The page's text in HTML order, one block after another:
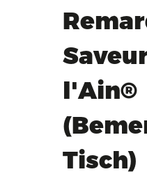
l'Ain®
Tisch)